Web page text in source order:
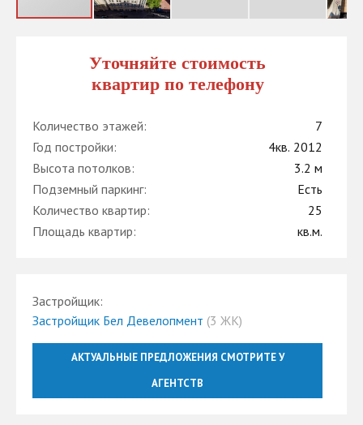
Уточняйте стоимость
квартир по телефону
Количество этажей:
7
Год постройки:
4кв. 2012
Высота потолков:
3.2 м
Подземный паркинг:
Есть
Количество квартир:
25
Площадь квартир:
кв.м.
Застройщик:
Застройщик Бел Девелопмент (3 ЖК)
АКТУАЛЬНЫЕ ПРЕДЛОЖЕНИЯ СМОТРИТЕ У
АГЕНТСТВ